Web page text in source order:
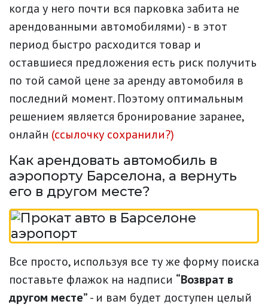
когда у него почти вся парковка забита не
арендованными автомобилями) - в этот
период быстро расходится товар и
оставшиеся предложения есть риск получить
по той самой цене за аренду автомобиля в
последний момент. Поэтому оптимальным
решением является бронирование заранее,
онлайн (ссылочку сохранили?)
Как арендовать автомобиль в
аэропорту Барселона, а вернуть
его в другом месте?
Все просто, используя все ту же форму поиска
поставьте флажок на надписи “Возврат в
другом месте”- и вам будет доступен целый